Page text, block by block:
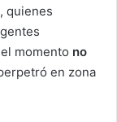
quienes
momento no
en zona